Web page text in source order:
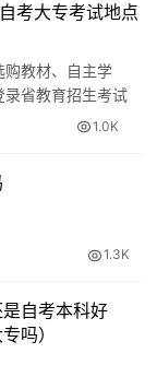
英语四级学习资
始做题之前，先
学习成果的有
力。
考大专考试地点
购教材、自主学
录省教育招生考试
时间自主学习各
1.0K
1.3K
自考本科好
吗）